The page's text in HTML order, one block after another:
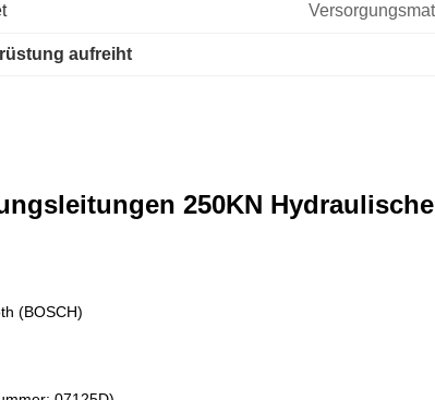
aufreiht
250KN
(BOSCH)